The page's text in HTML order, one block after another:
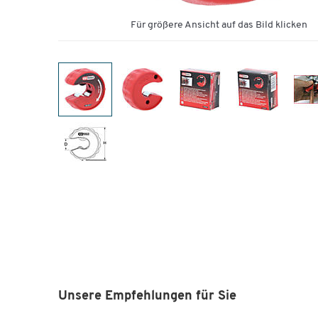
Für größere Ansicht auf das Bild klicken
Unsere Empfehlungen für Sie